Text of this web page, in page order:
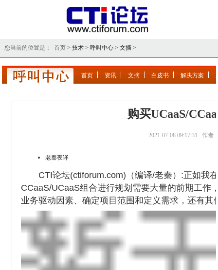
您当前的位置是： 首页 > 技术> 呼叫中心> 文摘>
首页 资讯 文摘 白皮书 解决方案
购买UCaaS/
2021-07-08 09:17:31 作者
老秦夜译
CTI论坛(ctiforum.com)（编译/老秦）:正如我在
CCaaS/UCaaS组合进行规划需要大量的前期工作
业务驱动因素、确定项目范围和定义需求，还有